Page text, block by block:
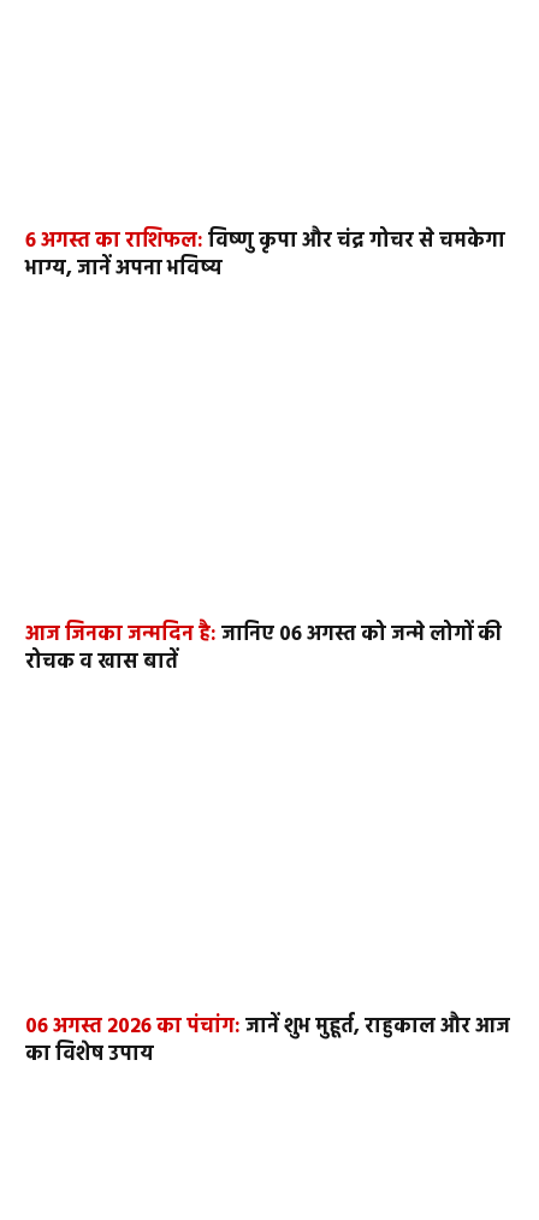
6 अगस्त का राशिफल:विष्णु कृपा और चंद्र गोचर से चमकेगा
भाग्य, जानें अपना भविष्य
आज जिनका जन्मदिन है:जानिए 06 अगस्त को जन्मे लोगों की
रोचक व खास बातें
06 अगस्त 2026 का पंचांग:जानें शुभ मुहूर्त, राहुकाल और आज
का विशेष उपाय